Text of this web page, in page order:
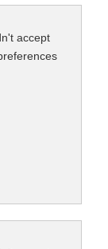
accept